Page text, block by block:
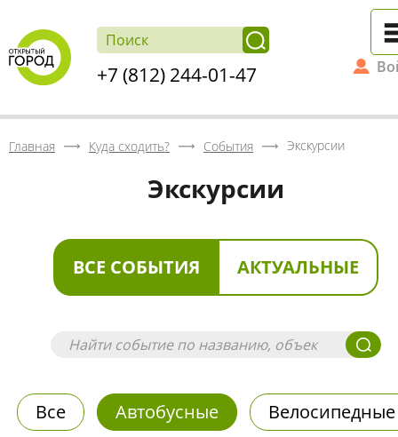
+7 (812) 244-01-47
Главная Куда сходить? События Экскурсии
Экскурсии
ВСЕ СОБЫТИЯ АКТУАЛЬНЫЕ
Все Автобусные Велосипедные